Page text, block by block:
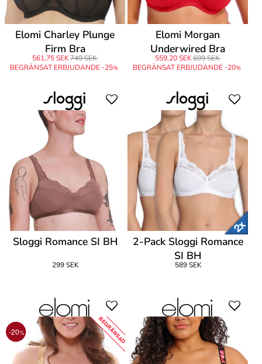
Elomi Charley Plunge
Firm Bra
561,75 SEK749 SEK
BEGRÄNSAT ERBJUDANDE -25%
Elomi Morgan
Underwired Bra
559,20 SEK699 SEK
BEGRÄNSAT ERBJUDANDE -20%
Sloggi Romance SI BH
299 SEK
2-Pack Sloggi Romance
SI BH
589 SEK
-20% BEGRÄNSAD